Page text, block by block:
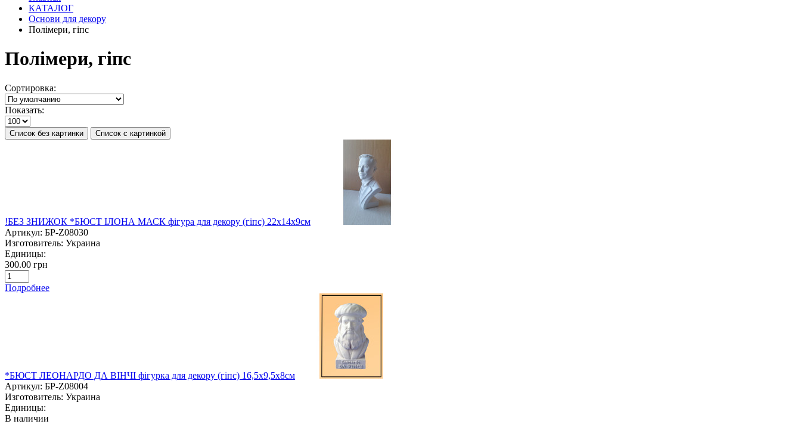
КАТАЛОГ
Основи для декору
Полімери, гіпс
Полімери, гіпс
Сортировка:
Показать:
Список без картинки Список с картинкой
!БЕЗ ЗНИЖОК *БЮСТ ІЛОНА МАСК фігура для декору (гіпс) 22х14х9см
Артикул: БР-Z08030
Изготовитель: Украина
Единицы:
300.00 грн
Подробнее
*БЮСТ ЛЕОНАРДО ДА ВІНЧІ фігурка для декору (гіпс) 16,5х9,5х8см
Артикул: БР-Z08004
Изготовитель: Украина
Единицы:
В наличии